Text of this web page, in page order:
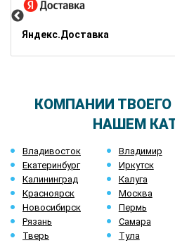
Яндекс.Доставка
КОМПАНИИ
НАШЕМ
Владивосток Владимир
Екатеринбург
Иркутск
Калининград
Калуга
Красноярск
Москва
Новосибирск
Пермь
Рязань
Самара
Тверь
Тула